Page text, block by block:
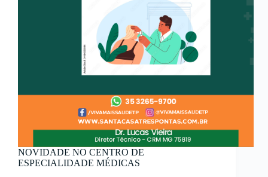
NOVIDADE NO CENTRO DE
ESPECIALIDADE MÉDICAS